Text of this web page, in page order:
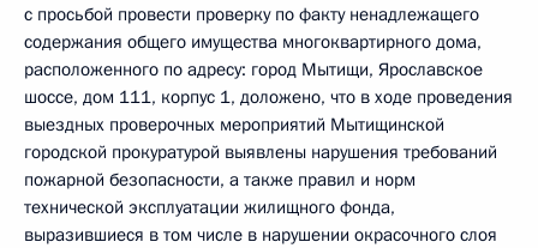
с просьбой провести проверку по факту ненадлежащего
содержания общего имущества многоквартирного дома,
расположенного по адресу: город Мытищи, Ярославское
шоссе, дом 111, корпус 1, доложено, что в ходе проведения
выездных проверочных мероприятий Мытищинской
городской прокуратурой выявлены нарушения требований
пожарной безопасности, а также правил и норм
технической эксплуатации жилищного фонда,
выразившиеся в том числе в нарушении окрасочного слоя